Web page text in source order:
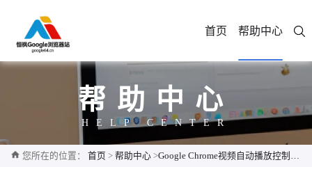
首页 帮助中心
帮助中心
HELP CENTER
您所在的位置： 首页 > 帮助中心 >Google Chrome视频自动播放控制操作